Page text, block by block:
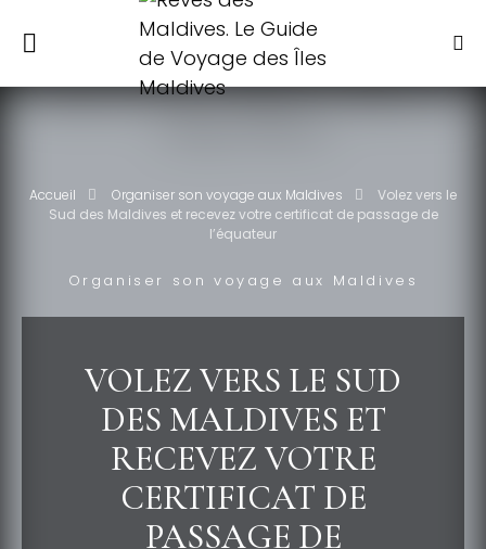
Accueil Organiser son voyage aux Maldives
Volez vers le
Sud des Maldives et recevez votre certificat de passage de
l’équateur
Organiser son voyage aux Maldives
VOLEZ VERS LE SUD
DES MALDIVES ET
RECEVEZ VOTRE
CERTIFICAT DE
PASSAGE DE